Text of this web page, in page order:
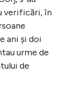
verificări, în
ani şi doi
urme de
de